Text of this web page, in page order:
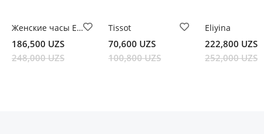
Женские часы Eliyina
186,500 UZS
248,000 UZS
Tissot
70,600 UZS
100,800 UZS
Eliyina
222,800 UZS
252,000 UZS